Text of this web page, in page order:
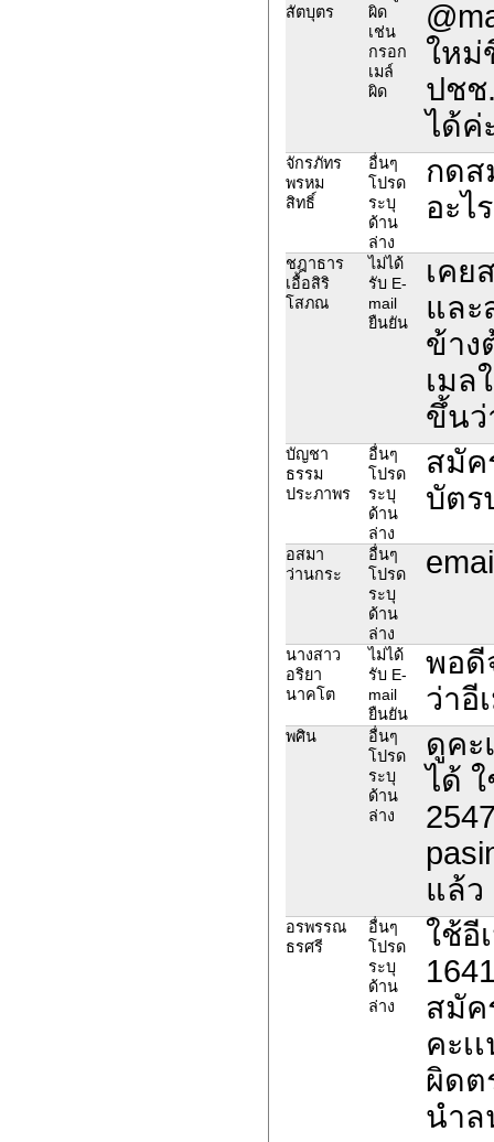
สัตบุตร
ผิด
เช่น
กรอก
เมล์
ผิด
ใหม่
ปชช
ได้ค่
จักรภัทร
พรหม
สิทธิ์
อื่นๆ
โปรด
ระบุ
ด้าน
ล่าง
กดส
อะไ
ชฎาธาร
เอื้อสิริ
โสภณ
ไม่ได้
รับ E-
mail
ยืนยัน
เคย
และ
ข้าง
เมล
ขึ้นว่
บัญชา
ธรรม
ประภาพร
อื่นๆ
โปรด
ระบุ
ด้าน
ล่าง
สมัค
บัตร
อสมา
ว่านกระ
อื่นๆ
โปรด
ระบุ
ด้าน
ล่าง
นางสาว
อริยา
นาคโต
ไม่ได้
รับ E-
mail
ยืนยัน
พอดี
ว่าอี
พศิน
อื่นๆ
โปรด
ระบุ
ด้าน
ล่าง
ดูคะ
ได้
แล้ว
อรพรรณ
ธรศรี
อื่นๆ
โปรด
ระบุ
ด้าน
ล่าง
ใช้อี
สมัค
คะเ
ผิดต
นำล